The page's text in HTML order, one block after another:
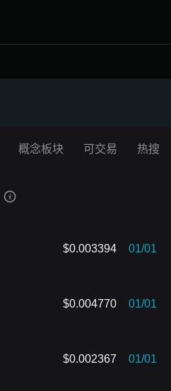
概念板块 可交易 热搜榜
$0.003394 01/01
$0.004770 01/01
$0.002367 01/01